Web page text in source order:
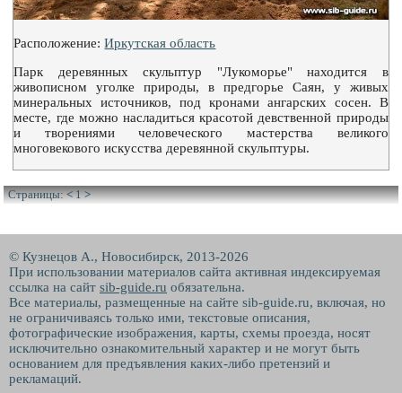
Расположение:Иркутская область
Парк деревянных скульптур "Лукоморье" находится в
живописном уголке природы, в предгорье Саян, у живых
минеральных источников, под кронами ангарских сосен. В
месте, где можно насладиться красотой девственной природы
и творениями человеческого мастерства великого
многовекового искусства деревянной скульптуры.
Страницы:< 1 >
© Кузнецов А., Новосибирск, 2013-2026
При использовании материалов сайта активная индексируемая
ссылка на сайт sib-guide.ru обязательна.
Все материалы, размещенные на сайте sib-guide.ru, включая, но
не ограничиваясь только ими, текстовые описания,
фотографические изображения, карты, схемы проезда, носят
исключительно ознакомительный характер и не могут быть
основанием для предъявления каких-либо претензий и
рекламаций.